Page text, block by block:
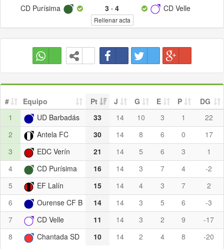
CD Purísima 3· 4 CD Velle
Rellenar acta
# Equipo Pt J G E P
DG
1
UD Barbadás 33 14 10 3 1
22
2
Antela FC 30 14 8 6 0
17
3
EDC Verín 21 14 5 6 3
1
4
CD Purísima 16 14 3 7 4
-2
5
EF Lalín 15 14 4 3 7
2
6
Ourense CF B 14 14 3 5 6
-3
7
CD Velle 11 14 3 2 9
-17
8
Chantada SD 10 14 2 4 8 -20